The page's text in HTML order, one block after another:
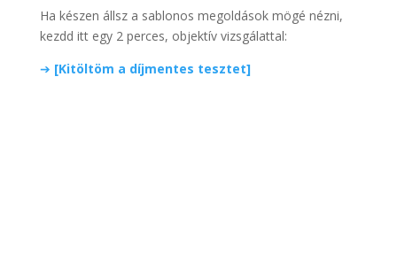
Ha készen állsz a sablonos megoldások mögé nézni,
kezdd itt egy 2 perces, objektív vizsgálattal:
➔ [Kitöltöm a díjmentes tesztet]